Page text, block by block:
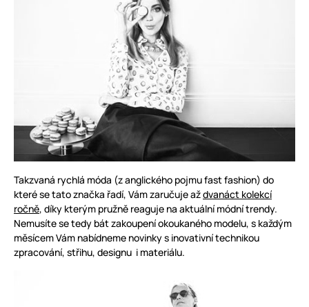
Takzvaná rychlá móda (z anglického pojmu fast fashion) do
které se tato značka řadí, Vám zaručuje aždvanáct kolekcí
ročně, díky kterým pružně reaguje na aktuální módní trendy.
Nemusíte se tedy bát zakoupení okoukaného modelu, s každým
měsícem Vám nabídneme novinky s inovativní technikou
zpracování, střihu, designu i materiálu.